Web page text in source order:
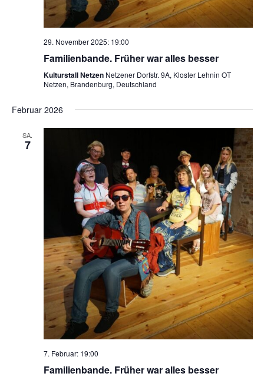
29. November 2025: 19:00
Familienbande. Früher war alles besser
Kulturstall Netzen Netzener Dorfstr. 9A, Kloster Lehnin OT
Netzen, Brandenburg, Deutschland
Februar 2026
SA.
7
7. Februar: 19:00
Familienbande. Früher war alles besser